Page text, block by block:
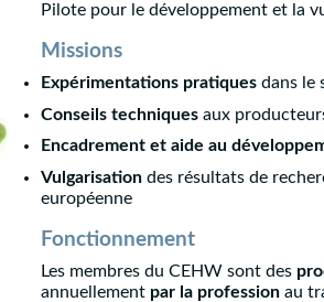
Pilote pour le développement et la
Missions
Expérimentations pratiques dans le
Conseils techniques aux
Encadrement et aide au
Vulgarisation des résultats de
européenne
Fonctionnement
Les membres du CEHW sont des
annuellement par la profession au